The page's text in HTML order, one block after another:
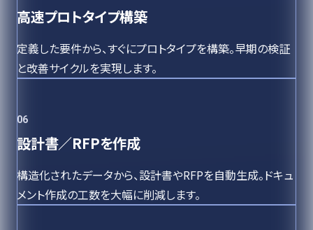
高速プロトタイプ構築
定義した要件から、すぐにプロトタイプを構築。早期の検証
と改善サイクルを実現します。
06
設計書／RFPを作成
構造化されたデータから、設計書やRFPを自動生成。ドキュ
メント作成の工数を大幅に削減します。